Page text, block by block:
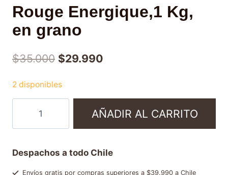
Rouge Energique,1 Kg,
en grano
$35.000 $29.990
2 disponibles
AÑADIR AL CARRITO
Despachos a todo Chile
Envíos gratis por compras superiores a $39.990 a Chile